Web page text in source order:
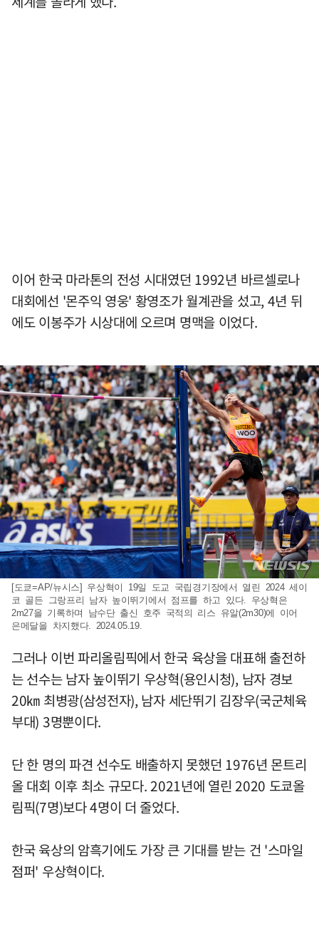
이어 한국 마라톤의 전성 시대였던 1992년 바르셀로나
대회에선 '몬주익 영웅' 황영조가 월계관을 섰고, 4년 뒤
에도 이봉주가 시상대에 오르며 명맥을 이었다.
[도쿄=AP/뉴시스] 우상혁이 19일 도교 국립경기장에서 열린 2024 세이
코 골든 그랑프리 남자 높이뛰기에서 점프를 하고 있다. 우상혁은
2m27을 기록하며 남수단 출신 호주 국적의 리스 유알(2m30)에 이어
은메달을 차지했다. 2024.05.19.
그러나 이번 파리올림픽에서 한국 육상을 대표해 출전하
는 선수는 남자 높이뛰기 우상혁(용인시청), 남자 경보
20㎞ 최병광(삼성전자), 남자 세단뛰기 김장우(국군체육
부대) 3명뿐이다.
단 한 명의 파견 선수도 배출하지 못했던 1976년 몬트리
올 대회 이후 최소 규모다. 2021년에 열린 2020 도쿄올
림픽(7명)보다 4명이 더 줄었다.
한국 육상의 암흑기에도 가장 큰 기대를 받는 건 '스마일
점퍼' 우상혁이다.